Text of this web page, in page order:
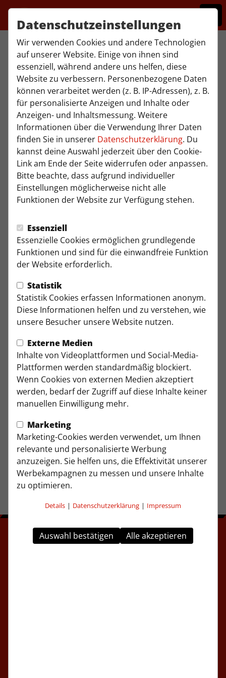
Datenschutzeinstellungen
Wir verwenden Cookies und andere Technologien
auf unserer Website. Einige von ihnen sind
essenziell, während andere uns helfen, diese
Website zu verbessern. Personenbezogene Daten
können verarbeitet werden (z. B. IP-Adressen), z. B.
für personalisierte Anzeigen und Inhalte oder
Anzeigen- und Inhaltsmessung. Weitere
Informationen über die Verwendung Ihrer Daten
finden Sie in unserer Datenschutzerklärung. Du
kannst deine Auswahl jederzeit über den Cookie-
Link am Ende der Seite widerrufen oder anpassen.
Bitte beachte, dass aufgrund individueller
Einstellungen möglicherweise nicht alle
Funktionen der Website zur Verfügung stehen.
Essenziell
Essenzielle Cookies ermöglichen grundlegende
Funktionen und sind für die einwandfreie Funktion
der Website erforderlich.
Statistik
Statistik Cookies erfassen Informationen anonym.
Diese Informationen helfen und zu verstehen, wie
unsere Besucher unsere Website nutzen.
Externe Medien
Inhalte von Videoplattformen und Social-Media-
Plattformen werden standardmäßig blockiert.
Wenn Cookies von externen Medien akzeptiert
werden, bedarf der Zugriff auf diese Inhalte keiner
manuellen Einwilligung mehr.
Marketing
Marketing-Cookies werden verwendet, um Ihnen
relevante und personalisierte Werbung
anzuzeigen. Sie helfen uns, die Effektivität unserer
Werbekampagnen zu messen und unsere Inhalte
zu optimieren.
Details | Datenschutzerklärung | Impressum
Auswahl bestätigen Alle akzeptieren
Jugendleitung
Ansprechpartner
Arthur Emschermann
Jugendleiter
Anrufen E-Mail
Stefan Schniederjann
Anrufen E-Mail
Sportlicher Leiter C- und D-
Jugend
Anrufen
Michael Kyll
Sportlicher Leiter A- und B-
Jugend
Anrufen